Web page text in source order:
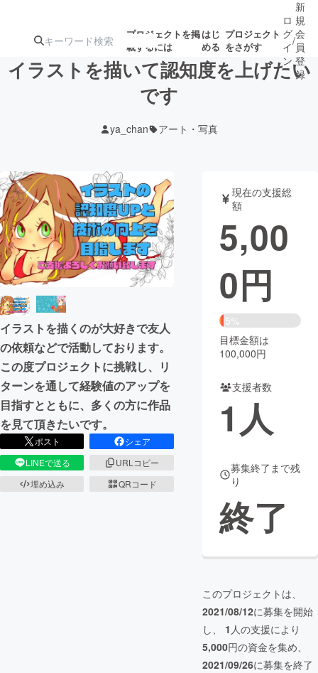
プロジェクトを掲
載するには
はじ
める
プロジェクト
をさがす
ジェクト
募集終了が近いプ
ロジェクト
アート・写真 音楽
テクノロジー・ガジェット ゲーム・サ
映像・映画 書籍・雑誌
チャレンジ
まちづくり・地域活性化
CAMPFIRE for Social Good
CAMPFIRE Creation
CAMPFIREふるさと納税machi-ya コミュニティ
ロ
グ
イ
ン
/
新
規
会
員
登
録
イラストを描いて認知度を上げたい
です
ya_chan アート・写真
イラストを描くのが大好きで友人
の依頼などで活動しております。
この度プロジェクトに挑戦し、リ
ターンを通して経験値のアップを
目指すとともに、多くの方に作品
を見て頂きたいです。
ポスト
シェア
LINEで送る
URLコピー
埋め込み
QRコード
現在の支援総
額
5,00
0円
5%
目標金額は
100,000円
支援者数
1人
募集終了まで残
り
終了
このプロジェクトは、
2021/08/12に募集を開始
し、 1 人の支援により
5,000円の資金を集め、
2021/09/26に募集を終了